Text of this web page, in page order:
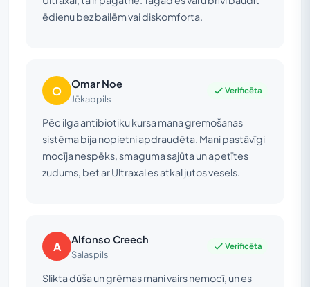
ēdienu bez bailēm vai diskomforta.
O Omar Noe
Jēkabpils
Verificēta
Pēc ilga antibiotiku kursa mana gremošanas
sistēma bija nopietni apdraudēta. Mani pastāvīgi
mocīja nespēks, smaguma sajūta un apetītes
zudums, bet ar Ultraxal es atkal jutos vesels.
A Alfonso Creech
Salaspils
Verificēta
Slikta dūša un grēmas mani vairs nemocī, un es